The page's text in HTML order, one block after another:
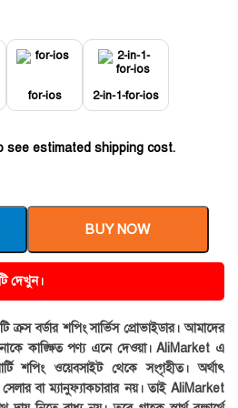
for-ios 2-in-1-for-ios
see estimated shipping cost.
BUY NOW
দেখুন।
বর্ডার শপিং সার্ভিস প্রোভাইডার। আমাদের
কাঙ্ক্ষিত পণ্য এনে দেওয়া। AliMarket এ
শপিং ওয়েবসাইট থেকে সংগৃহীত। অর্থাৎ
বা ম্যানুফ্যাকচারার নয়। তাই AliMarket